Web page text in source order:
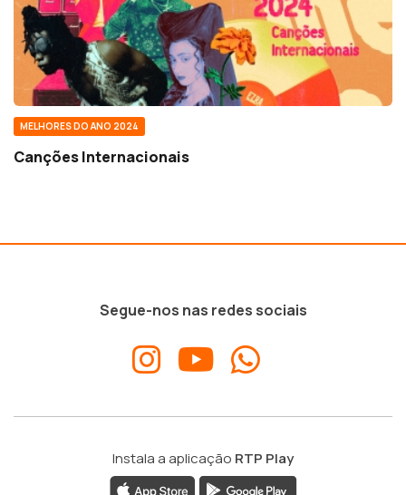
MELHORES DO ANO 2024
Canções Internacionais
Segue-nos nas redes sociais
Instala a aplicação RTP Play